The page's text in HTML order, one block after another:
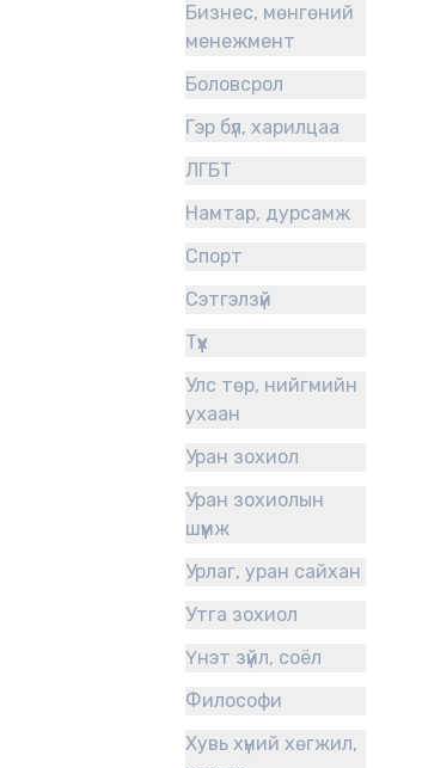
Бизнес, мөнгөний
менежмент
Боловсрол
Гэр бүл, харилцаа
ЛГБТ
Намтар, дурсамж
Спорт
Сэтгэлзүй
Түүх
Улс төр, нийгмийн
ухаан
Уран зохиол
Уран зохиолын
шүүмж
Урлаг, уран сайхан
Утга зохиол
Үнэт зүйл, соёл
Философи
Хувь хүний хөгжил,